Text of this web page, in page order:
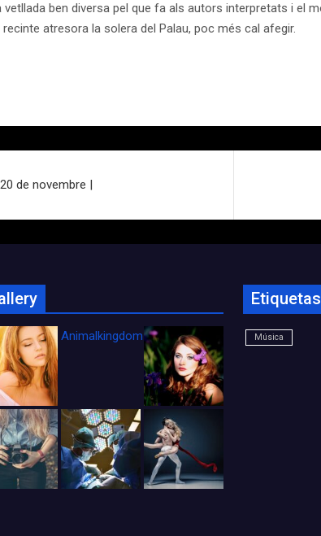
ben diversa pel que fa als autors interpretats i el
atresora la solera del Palau, poc més cal afegir.
de novembre |
Animalkingdom_FichaCine
Etiquetas
Música